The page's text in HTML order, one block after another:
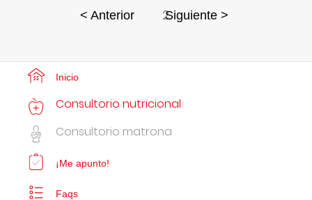
< Anterior 2Siguiente >
Inicio
Consultorio nutricional
Consultorio matrona
¡Me apunto!
Faqs